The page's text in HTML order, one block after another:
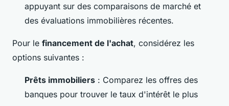
appuyant sur des comparaisons de marché et
des évaluations immobilières récentes.
Pour le financement de l'achat, considérez les
options suivantes :
Prêts immobiliers : Comparez les offres des
banques pour trouver le taux d'intérêt le plus